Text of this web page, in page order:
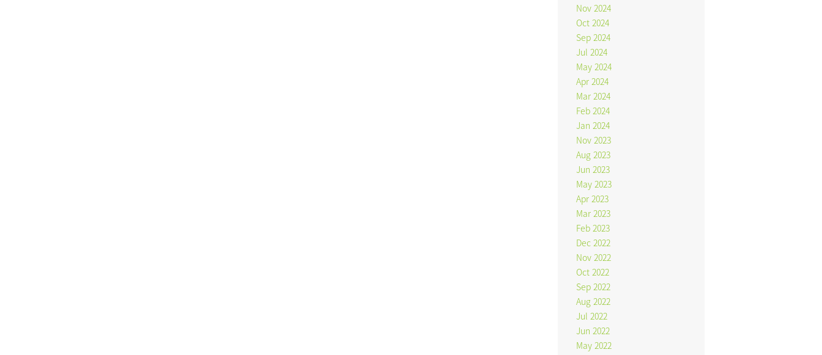
Nov 2024
Oct 2024
Sep 2024
Jul 2024
May 2024
Apr 2024
Mar 2024
Feb 2024
Jan 2024
Nov 2023
Aug 2023
Jun 2023
May 2023
Apr 2023
Mar 2023
Feb 2023
Dec 2022
Nov 2022
Oct 2022
Sep 2022
Aug 2022
Jul 2022
Jun 2022
May 2022